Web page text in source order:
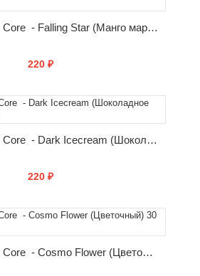
Табак Dark Side Core - Falling Star (Манго маракуйя) 30 гр.
220 ₽
КУПИТЬ
Табак Dark Side Core - Dark Icecream (Шоколадное мороженное) 30 гр.
220 ₽
КУПИТЬ
Табак Dark Side Core - Cosmo Flower (Цветочный) 30 гр.